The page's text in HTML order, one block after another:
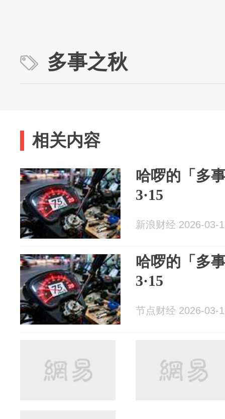
多事之秋
相关内容
哈啰的「多
3·15
新浪财经 2026-03-
哈啰的「多
3·15
节点财经 2026-03-